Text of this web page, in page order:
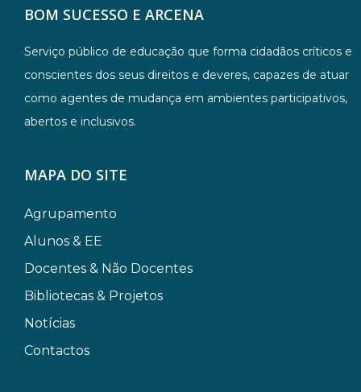
BOM SUCESSO E ARCENA
Serviço público de educação que forma cidadãos críticos e
conscientes dos seus direitos e deveres, capazes de atuar
como agentes de mudança em ambientes participativos,
abertos e inclusivos.
MAPA DO SITE
Agrupamento
Alunos & EE
Docentes & Não Docentes
Bibliotecas & Projetos
Notícias
Contactos